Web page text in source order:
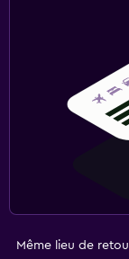
Même lieu de